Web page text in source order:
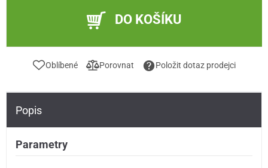
DO KOŠÍKU
Oblíbené Porovnat Položit dotaz prodejci
Popis
Parametry